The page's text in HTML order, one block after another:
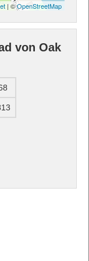
| ©OpenStreetMap
von Oak